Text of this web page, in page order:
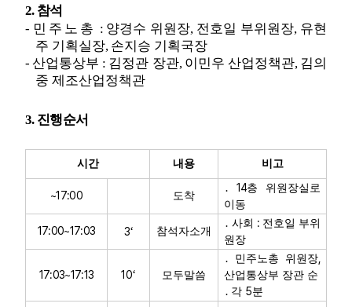
2. 참석
- 민주노총 : 양경수 위원장, 전호일 부위원장, 유현
주 기획실장, 손지승 기획국장
- 산업통상부 : 김정관 장관, 이민우 산업정책관, 김의
중 제조산업정책관
3. 진행순서
시간 내용 비고
~17:00 도착
․ 14층 위원장실로
이동
17:00~17:03 3‘ 참석자소개
․ 사회 : 전호일 부위
원장
17:03~17:13 10‘ 모두말씀
․ 민주노총 위원장,
산업통상부 장관 순
․ 각 5분